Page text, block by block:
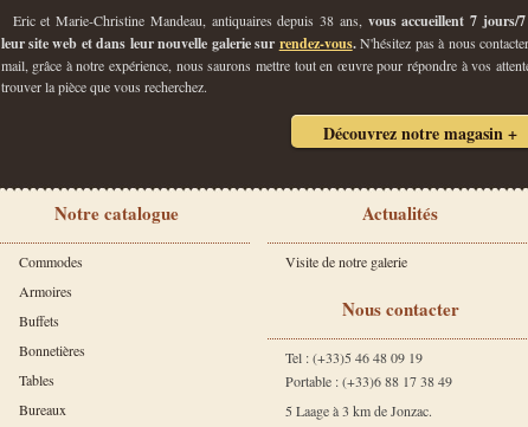
Eric et Marie-Christine Mandeau, antiquaires depuis 38 ans, vous accueillent 7 jours/
leur site web et dans leur nouvelle galerie sur rendez-vous.N'hésitez pas à nous
mail, grâce à notre expérience, nous saurons mettre tout en œuvre pour répondre à vos
trouver la pièce que vous recherchez.
Découvrez notre magasin +
Notre catalogue
Commodes
Armoires
Buffets
Bonnetières
Tables
Bureaux
Actualités
Visite de notre galerie
Nous contacter
Tel : (+33)5 46 48 09 19
Portable : (+33)6 88 17 38 49
5 Laage à 3 km de Jonzac.